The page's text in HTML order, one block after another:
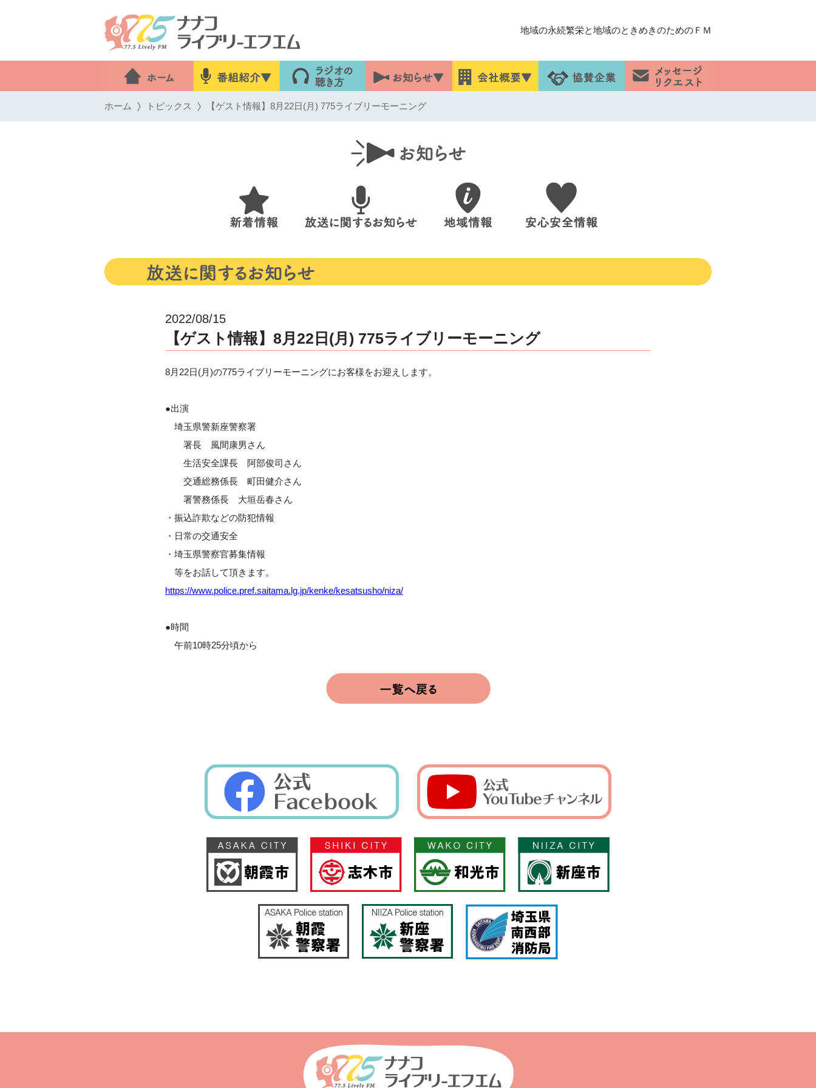
地域の永続繁栄と地域のときめきのためのＦＭ
ホーム トピックス 【ゲスト情報】8月22日(月) 775ライブリーモーニング
2022/08/15
【ゲスト情報】8月22日(月) 775ライブリーモーニング
8月22日(月)の775ライブリーモーニングにお客様をお迎えします。
●出演
埼玉県警新座警察署
署長 風間康男さん
生活安全課長 阿部俊司さん
交通総務係長 町田健介さん
署警務係長 大垣岳春さん
・振込詐欺などの防犯情報
・日常の交通安全
・埼玉県警察官募集情報
等をお話して頂きます。
https://www.police.pref.saitama.lg.jp/kenke/kesatsusho/niza/
●時間
午前10時25分頃から